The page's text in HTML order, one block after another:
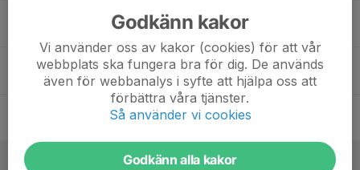
11
Godkänn kakor
Vi använder oss av kakor (cookies) för att vår
webbplats ska fungera bra för dig. De används
även för webbanalys i syfte att hjälpa oss att
förbättra våra tjänster.
Så använder vi cookies
Godkänn alla kakor